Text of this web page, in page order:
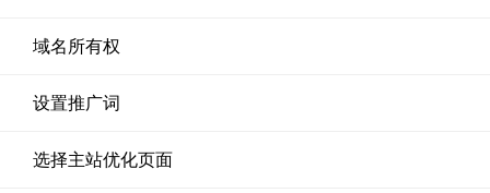
域名所有权
设置推广词
选择主站优化页面